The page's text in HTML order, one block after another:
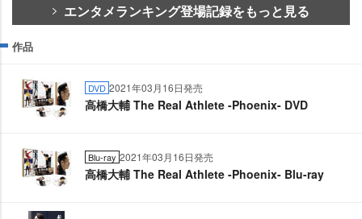
エンタメランキング登場記録をもっと見る
作品
DVD 2021年03月16日発売
高橋大輔 The Real Athlete -Phoenix- DVD
Blu-ray 2021年03月16日発売
高橋大輔 The Real Athlete -Phoenix- Blu-ray